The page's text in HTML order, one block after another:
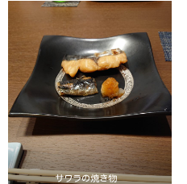
サワラの焼き物